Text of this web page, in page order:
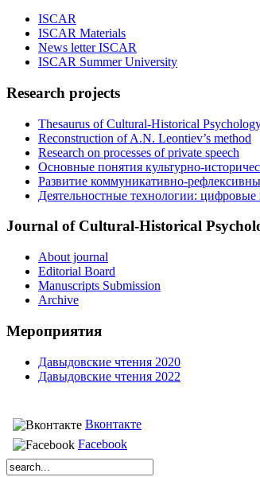
ISCAR
ISCAR Materials
News letter ISCAR
ISCAR Summer University
Research projects
Thesaurus of Cultural-Historical
Reconstruction of A.N. Leontiev’s method
Research on processes of private speech
Основные понятия культурно-
Развитие коммуникативно-
Деятельностные технологии: цифровые
Journal of Cultural-Historical
About journal
Editorial Board
Manuscripts Submission
Archive
Мероприятия
Давыдовские чтения 2020
Давыдовские чтения 2022
Вконтакте
Facebook